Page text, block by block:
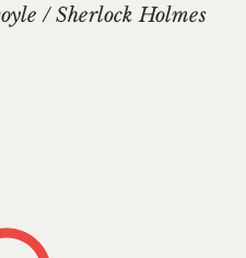
/ Sherlock Holmes